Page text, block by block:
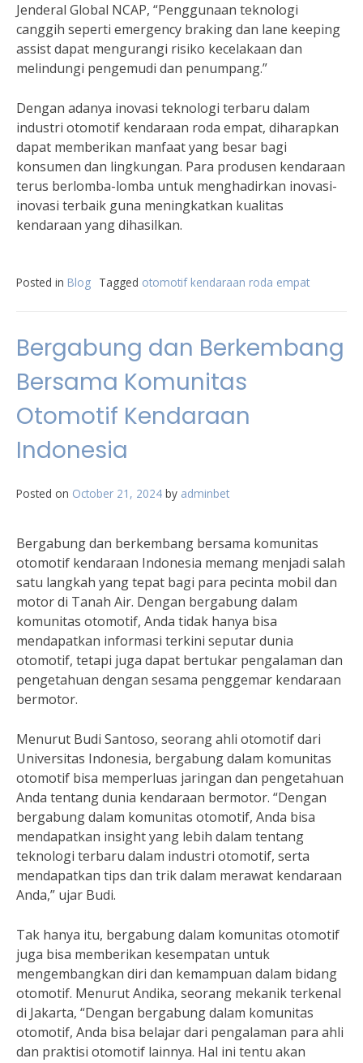
Jenderal Global NCAP, “Penggunaan teknologi
canggih seperti emergency braking dan lane keeping
assist dapat mengurangi risiko kecelakaan dan
melindungi pengemudi dan penumpang.”
Dengan adanya inovasi teknologi terbaru dalam
industri otomotif kendaraan roda empat, diharapkan
dapat memberikan manfaat yang besar bagi
konsumen dan lingkungan. Para produsen kendaraan
terus berlomba-lomba untuk menghadirkan inovasi-
inovasi terbaik guna meningkatkan kualitas
kendaraan yang dihasilkan.
Posted in Blog Tagged otomotif kendaraan roda empat
Bergabung dan Berkembang
Bersama Komunitas
Otomotif Kendaraan
Indonesia
Posted on October 21, 2024 by adminbet
Bergabung dan berkembang bersama komunitas
otomotif kendaraan Indonesia memang menjadi salah
satu langkah yang tepat bagi para pecinta mobil dan
motor di Tanah Air. Dengan bergabung dalam
komunitas otomotif, Anda tidak hanya bisa
mendapatkan informasi terkini seputar dunia
otomotif, tetapi juga dapat bertukar pengalaman dan
pengetahuan dengan sesama penggemar kendaraan
bermotor.
Menurut Budi Santoso, seorang ahli otomotif dari
Universitas Indonesia, bergabung dalam komunitas
otomotif bisa memperluas jaringan dan pengetahuan
Anda tentang dunia kendaraan bermotor. “Dengan
bergabung dalam komunitas otomotif, Anda bisa
mendapatkan insight yang lebih dalam tentang
teknologi terbaru dalam industri otomotif, serta
mendapatkan tips dan trik dalam merawat kendaraan
Anda,” ujar Budi.
Tak hanya itu, bergabung dalam komunitas otomotif
juga bisa memberikan kesempatan untuk
mengembangkan diri dan kemampuan dalam bidang
otomotif. Menurut Andika, seorang mekanik terkenal
di Jakarta, “Dengan bergabung dalam komunitas
otomotif, Anda bisa belajar dari pengalaman para ahli
dan praktisi otomotif lainnya. Hal ini tentu akan